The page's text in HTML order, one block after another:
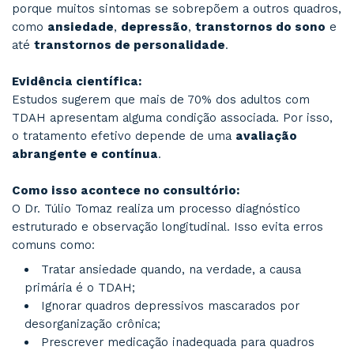
histórico, rotina e preferências. Além disso,
exploradas intervenções comportamentais,
estilo de vida e acompanhamento contínuo.
Dica prática:
Medicamentos são parte de um plano mais
pode incluir: reorganização da rotina, técnicas
produtividade, apoio psicoterápico e
hábitos alimentares baseados em evidências.
Tratamento, acompanhamento
e estratégias eficazes para adultos
Embora o tratamento medicamentoso
papel importante no manejo doTDAH em